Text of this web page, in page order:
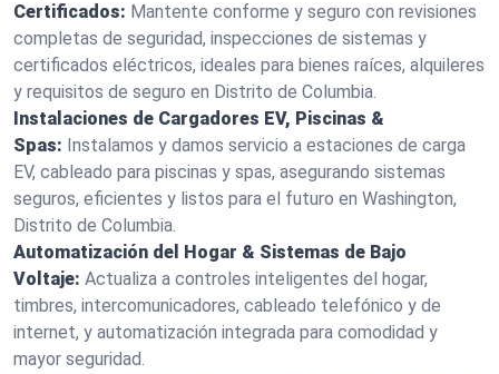
Certificados: Mantente conforme y seguro con revisiones
completas de seguridad, inspecciones de sistemas y
certificados eléctricos, ideales para bienes raíces, alquileres
y requisitos de seguro en Distrito de Columbia.
Instalaciones de Cargadores EV, Piscinas &
Spas: Instalamos y damos servicio a estaciones de carga
EV, cableado para piscinas y spas, asegurando sistemas
seguros, eficientes y listos para el futuro en Washington,
Distrito de Columbia.
Automatización del Hogar & Sistemas de Bajo
Voltaje: Actualiza a controles inteligentes del hogar,
timbres, intercomunicadores, cableado telefónico y de
internet, y automatización integrada para comodidad y
mayor seguridad.